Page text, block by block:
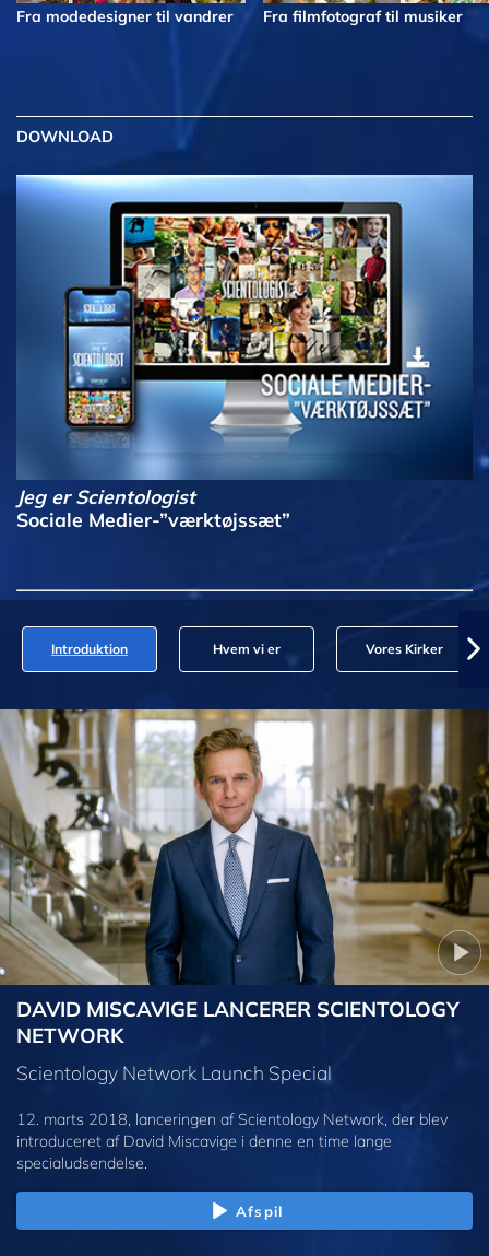
Fra modedesigner til vandrer Fra filmfotograf til musiker
DOWNLOAD
Jeg er Scientologist
Sociale Medier-”værktøjssæt”
Introduktion Hvem vi er Vores Kirker
DAVID MISCAVIGE LANCERER SCIENTOLOGY
NETWORK
Scientology Network Launch Special
12. marts 2018, lanceringen af Scientology Network, der blev
introduceret af David Miscavige i denne en time lange
specialudsendelse.
Afspil